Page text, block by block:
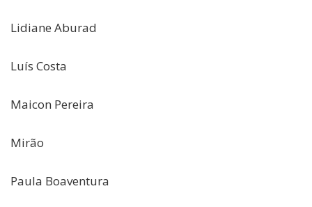
Lidiane Aburad
Luís Costa
Maicon Pereira
Mirão
Paula Boaventura